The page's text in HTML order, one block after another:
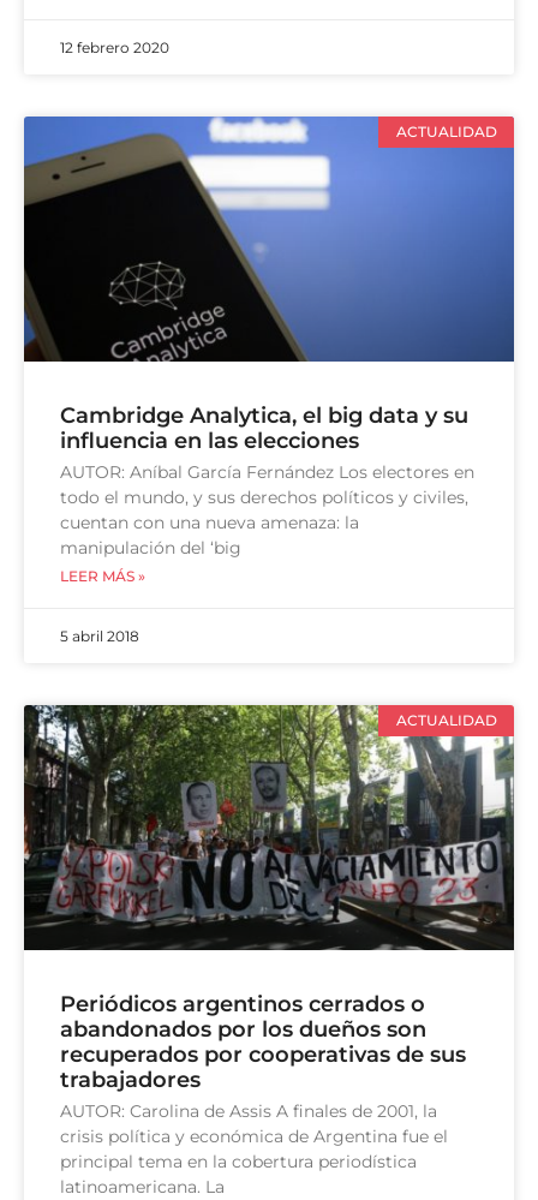
12 febrero 2020
ACTUALIDAD
Cambridge Analytica, el big data y su
influencia en las elecciones
AUTOR: Aníbal García Fernández Los electores en
todo el mundo, y sus derechos políticos y civiles,
cuentan con una nueva amenaza: la
manipulación del ‘big
LEER MÁS »
5 abril 2018
ACTUALIDAD
Periódicos argentinos cerrados o
abandonados por los dueños son
recuperados por cooperativas de sus
trabajadores
AUTOR: Carolina de Assis A finales de 2001, la
crisis política y económica de Argentina fue el
principal tema en la cobertura periodística
latinoamericana. La